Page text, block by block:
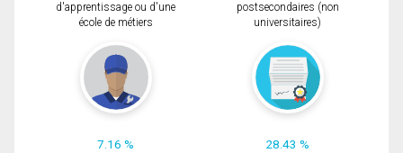
d'apprentissage ou d'une
école de métiers
7.16 %
postsecondaires (non
universitaires)
28.43 %